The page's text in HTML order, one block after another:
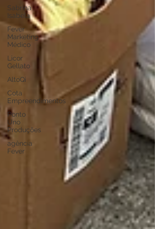
Sabrina
Isabela
Fever
Marketing
Médico
Licor
Gellato
AltoQi
Cota
Empreendimentos
Ponto
Uno
Produções
agência
Fever